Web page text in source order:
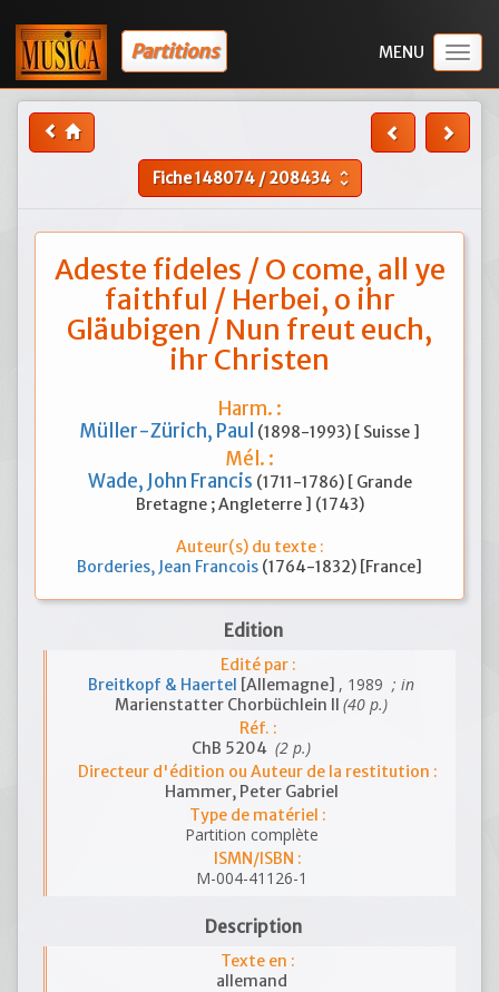
Partitions
Fiche148074/208434 unfold_more
Adeste fideles / O come, all ye
faithful / Herbei, o ihr
Gläubigen / Nun freut euch,
ihr Christen
Harm. :
Müller-Zürich, Paul (1898-1993) [ Suisse ]
Mél. :
Wade, John Francis (1711-1786) [ Grande
Bretagne ; Angleterre ] (1743)
Auteur(s) du texte :
Borderies, Jean Francois (1764-1832) [France]
Edition
Edité par :
Breitkopf & Haertel [Allemagne] , 1989 ; in
Marienstatter Chorbüchlein II (40 p.)
Réf. :
ChB 5204 (2 p.)
Directeur d'édition ou Auteur de la restitution :
Hammer, Peter Gabriel
Type de matériel :
Partition complète
ISMN/ISBN :
M-004-41126-1
Description
Texte en :
allemand